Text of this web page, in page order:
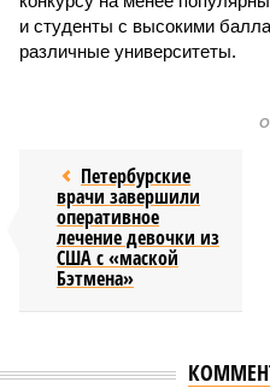
и студенты с высокими
различные университеты.
Петербурские
врачи завершили
оперативное
лечение девочки из
США с «маской
Бэтмена»